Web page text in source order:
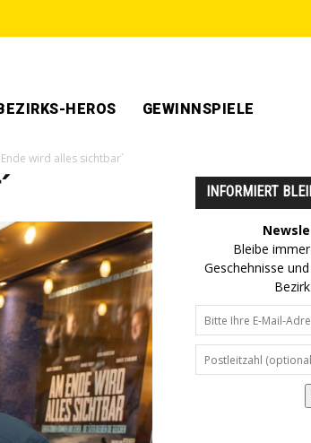
HEROS GEWINNSPIELE
wird alles sichtbar´
INFORMIERT
Bleibe
Geschehnisse